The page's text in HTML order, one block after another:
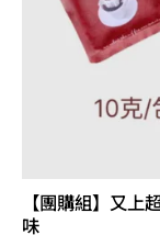
【團購組】又
味